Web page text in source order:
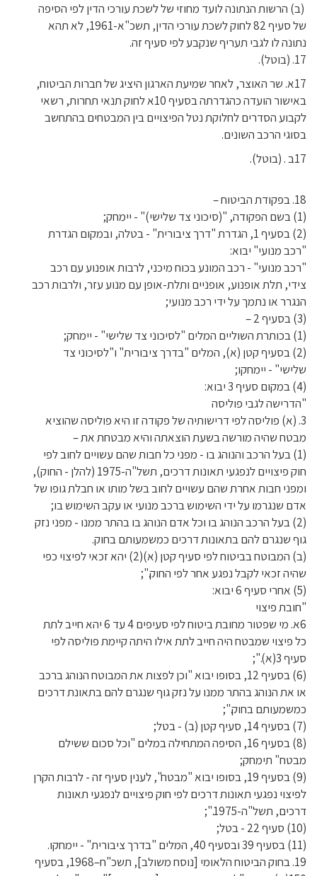
(ב) הרשות הנתונה לועד מחוזי של לשכת עורכי הדין לפי הסיפה
של סעיף 82 לחוק לשכת עורכי הדין, תשכ"א-1961, לא תהא
נתונה לו לגבי תעריף שנקבע לפי סעיף זה.
17. (בוטל).
17א. שר האוצר, לאחר שמיעת הארגון היציג של חברות הביטוח,
באישור הועדה כהגדרתה בסעיף 10א לחוק תנאי תחרות, רשאי
לקבוע הסדרים לחלוקת נטל הפיצויים בין המבטחים בהתחשב
בסוגי הרכב השונים.
17ב . (בוטל).
18. בפקודת הביטוח –
(1) בשם הפקודה, "(סיכוני צד שלישי)" - יימחק;
(2) בסעיף 1, הגדרת "דרך ציבורית" - בטלה, ובמקום הגדרת
"רכב מנועי" יבוא:
"רכב מנועי" - רכב המונע בכוח מיכני, לרבות אופנוע עם רכב
צידי, תלת אופנוע, אופניים ותלת-אופן עם מנוע עזר, ולרבות רכב
הנגרר או נתמך על ידי רכב מנועי;
(3) בסעיף 2 –
(1) בכותרת השוליים המלים "לסיכוני צד שלישי" - יימחק;
(2) בסעיף קטן (א), המלים "בדרך ציבורית" ו"לסיכוני צד
שלישי" - יימחקו;
(4) במקום סעיף 3 יבוא:
"הדרישה לגבי פוליסה
3. (א) פוליסה לפי דרישותיה של פקודה זו היא פוליסה שהוציא
מבטח שהיה מורשה בשעת הוצאתה והיא מבטחת את –
(1) בעל הרכב והנוהג בו - מפני כל חבות שהם עשויים לחוב לפי
חוק פיצויים לנפגעי תאונות דרכים, תשל"ה-1975 (להלן - החוק),
ומפני חבות אחרת שהם עשויים לחוב בשל מותו או חבלת גופו של
אדם שנגרמו על ידי השימוש ברכב מנועי או עקב השימוש בו;
(2) בעל הרכב הנוהג בו וכל אדם הנוהג בו בהתר ממנו - מפני נזק
גוף שנגרם להם בתאונות דרכים כמשמעותם בחוק.
(ב) המבוטח בביטוח לפי סעיף קטן (א)(2) יהא זכאי לפיצוי כפי
שהיה זכאי לקבל נפגע אחר לפי החוק.";
(5) אחרי סעיף 6 יבוא:
"חובת פיצוי
6א. מי שפטור מחובת ביטוח לפי סעיפים 4 עד 6 יהא חייב לתת
כל פיצוי שמבטח היה חייב לתת אילו היתה קיימת פוליסה לפי
סעיף 3(א).";
(6) בסעיף 12, בסופו יבוא "וכן לפצות את המבוטח הנוהג ברכב
או את הנוהג בהתר ממנו על נזק גוף שנגרם להם בתאונת דרכים
כמשמעותם בחוק.";
(7) בסעיף 14, סעיף קטן (ב) - בטל;
(8) בסעיף 16, הסיפה המתחילה במלים "וכל סכום ששילם
מבטח" תימחק;
(9) בסעיף 19, בסופו יבוא "מבטח", לענין סעיף זה - לרבות הקרן
לפיצוי נפגעי תאונות דרכים לפי חוק פיצויים לנפגעי תאונות
דרכים, תשל"ה-1975.";
(10) סעיף 22 - בטל;
(11) בסעיף 39 ובסעיף 40, המלים "בדרך ציבורית" - יימחקו.
19. בחוק הביטוח הלאומי [נוסח משולב], תשכ"ח–1968, בסעיף